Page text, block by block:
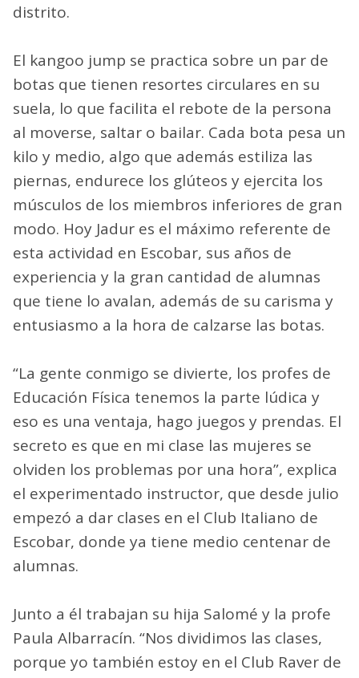
distrito.
El kangoo jump se practica sobre un par de
botas que tienen resortes circulares en su
suela, lo que facilita el rebote de la persona
al moverse, saltar o bailar. Cada bota pesa un
kilo y medio, algo que además estiliza las
piernas, endurece los glúteos y ejercita los
músculos de los miembros inferiores de gran
modo. Hoy Jadur es el máximo referente de
esta actividad en Escobar, sus años de
experiencia y la gran cantidad de alumnas
que tiene lo avalan, además de su carisma y
entusiasmo a la hora de calzarse las botas.
“La gente conmigo se divierte, los profes de
Educación Física tenemos la parte lúdica y
eso es una ventaja, hago juegos y prendas. El
secreto es que en mi clase las mujeres se
olviden los problemas por una hora”, explica
el experimentado instructor, que desde julio
empezó a dar clases en el Club Italiano de
Escobar, donde ya tiene medio centenar de
alumnas.
Junto a él trabajan su hija Salomé y la profe
Paula Albarracín. “Nos dividimos las clases,
porque yo también estoy en el Club Raver de